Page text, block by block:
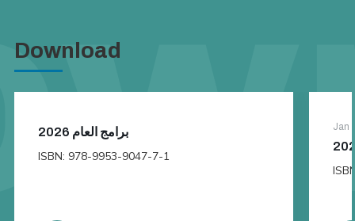
Download
برامج العام 2026
ISBN: 978-9953-9047-7-1
Jan